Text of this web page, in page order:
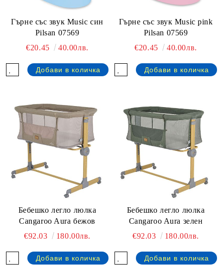
Гърне със звук Music син
Pilsan 07569
€20.45
40.00лв.
Гърне със звук Music pink
Pilsan 07569
€20.45
40.00лв.
Бебешко легло люлка
Cangaroo Aura бежов
€92.03
180.00лв.
Бебешко легло люлка
Cangaroo Aura зелен
€92.03
180.00лв.